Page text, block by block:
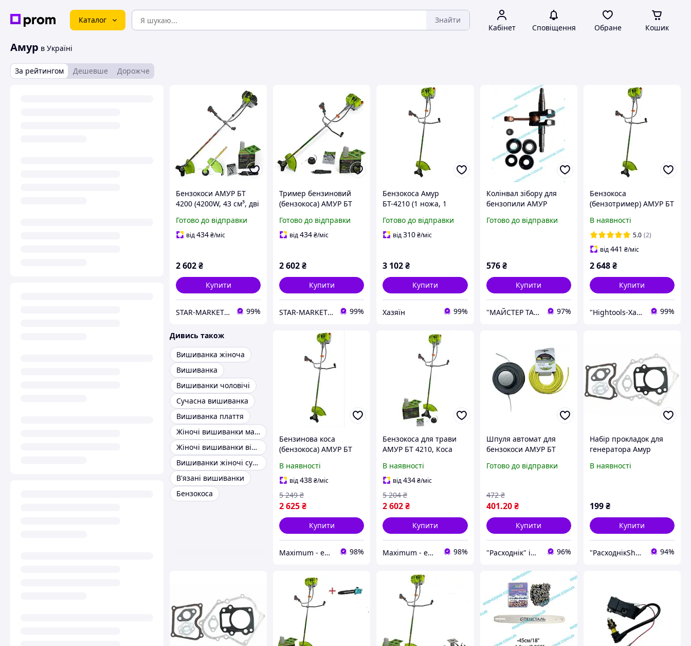
Каталог Знайти
Кабінет Сповіщення Обране Кошик
Амур в Україні
За рейтингом Дешевше Дорожче
Бензокоси АМУР БТ
4200 (4200W, 43 см³, дві
Готово до відправки
від434₴/міс
2 602₴
Купити
STAR-MARKET - аксесуари, товари для дому, саду, відпочинку та туризму 99%
Тример бензиновий
(бензокоса) АМУР БТ
дві насадки)
Готово до відправки
від434₴/міс
2 602₴
Купити
STAR-MARKET - аксесуари, товари для дому, саду, відпочинку та туризму 99%
Бензокоса Амур
БТ-4210 (1 ножа, 1
Готово до відправки
від310₴/міс
3 102₴
Купити
Хазяїн 99%
Колінвал зібору для
бензопили АМУР
Готово до відправки
576 ₴
Купити
"МАЙСТЕР ТАРАС" інтернет магазин запчастин та комплектуючих 97%
Бензокоса
(бензотример) АМУР БТ
В наявності
5.0 (2)
від441 ₴/міс
2 648₴
Купити
"Hightools-Хайтулс" Інтернет-магазин інструменту 99%
Дивись також
Вишиванка жіноча
Вишиванка
Вишиванки чоловічі
Сучасна вишиванка
Вишиванка плаття
Жіночі вишиванки машинна вишивка
Жіночі вишиванки від виробника
Вишиванки жіночі сучасні
В'язані вишиванки
Бензокоса
Бензинова коса
(бензокоса) АМУР БТ
мотокоса (лопатевий
диск + котушка)
В наявності
від438₴/міс
2 625₴
5 249 ₴
Купити
Maximum - електричні та бензиновий інструмент 98%
Бензокоса для трави
АМУР БТ 4210, Коса
диск + котушка, 2Т)
В наявності
від434₴/міс
2 602₴
5 204 ₴
Купити
Maximum - електричні та бензиновий інструмент 98%
Шпуля автомат для
бензокоси АМУР БТ
Готово до відправки
401.20 ₴
472 ₴
Купити
"Расходнік" інтернет магазин запчастин 96%
Набір прокладок для
генератора Амур
В наявності
199₴
Купити
"РасходнікShop" інтернет магазин комплектуючих та запчастин 94%